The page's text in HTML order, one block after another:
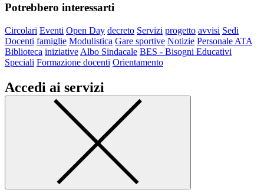
Potrebbero interessarti
Circolari Eventi Open Day decreto Servizi progetto avvisi Sedi
Docenti famiglie Modulistica Gare sportive Notizie Personale ATA
Biblioteca iniziative Albo Sindacale BES - Bisogni Educativi
Speciali Formazione docenti Orientamento
Accedi ai servizi